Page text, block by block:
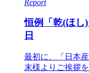
Report
恒例「乾(ほ
日
最初に、「日本
末様よりご挨拶